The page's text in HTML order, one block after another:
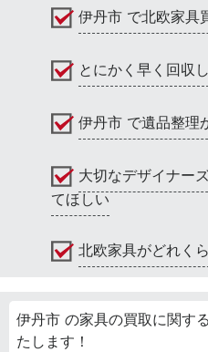
伊丹市 で北欧家具
とにかく早く回収
伊丹市 で遺品整理
大切なデザイナー
てほしい
北欧家具がどれく
伊丹市 の家具の買取に関す
たします！